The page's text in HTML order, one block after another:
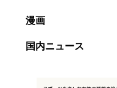
漫画
国内ニュース